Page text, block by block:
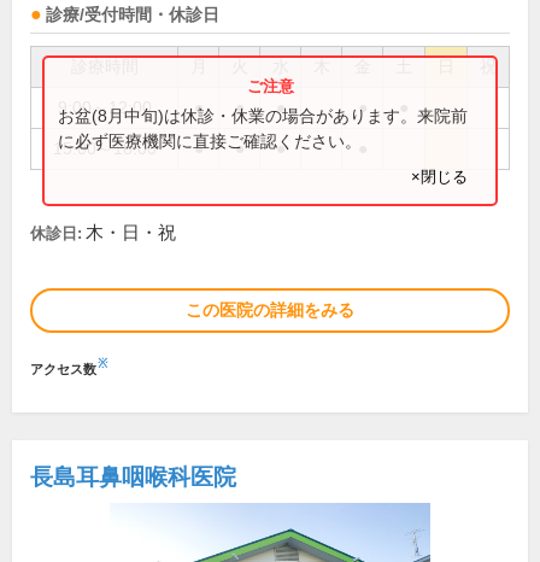
診療/受付時間・休診日
祝
9:00～12:00 ● ● ● ●
15:00～18:00 ● ● ●
お盆(8月中旬)は休診・休業の場合があります。来院前
に必ず医療機関に直接ご確認ください。
×閉じる
休診日: 木・日・祝
この医院の詳細をみる
アクセス数※
長島耳鼻咽喉科医院